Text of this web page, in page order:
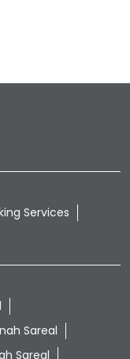
Services
Sareal
Sareal